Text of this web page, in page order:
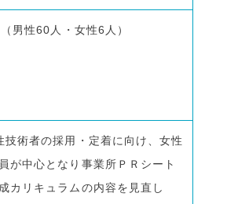
男性60人・女性6人）
技術者の採用・定着に向け、女性
が中心となり事業所ＰＲシート
カリキュラムの内容を見直し